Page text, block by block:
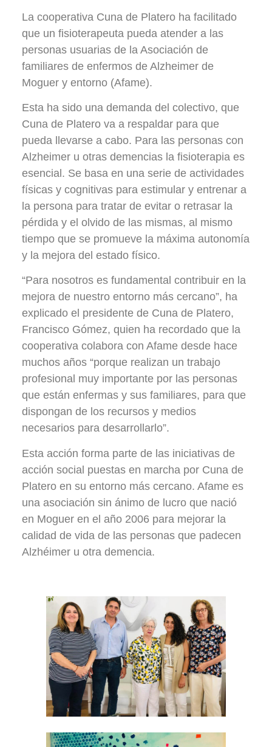
La cooperativa Cuna de Platero ha facilitado
que un fisioterapeuta pueda atender a las
personas usuarias de la Asociación de
familiares de enfermos de Alzheimer de
Moguer y entorno (Afame).
Esta ha sido una demanda del colectivo, que
Cuna de Platero va a respaldar para que
pueda llevarse a cabo. Para las personas con
Alzheimer u otras demencias la fisioterapia es
esencial. Se basa en una serie de actividades
físicas y cognitivas para estimular y entrenar a
la persona para tratar de evitar o retrasar la
pérdida y el olvido de las mismas, al mismo
tiempo que se promueve la máxima autonomía
y la mejora del estado físico.
“Para nosotros es fundamental contribuir en la
mejora de nuestro entorno más cercano”, ha
explicado el presidente de Cuna de Platero,
Francisco Gómez, quien ha recordado que la
cooperativa colabora con Afame desde hace
muchos años “porque realizan un trabajo
profesional muy importante por las personas
que están enfermas y sus familiares, para que
dispongan de los recursos y medios
necesarios para desarrollarlo”.
Esta acción forma parte de las iniciativas de
acción social puestas en marcha por Cuna de
Platero en su entorno más cercano. Afame es
una asociación sin ánimo de lucro que nació
en Moguer en el año 2006 para mejorar la
calidad de vida de las personas que padecen
Alzhéimer u otra demencia.